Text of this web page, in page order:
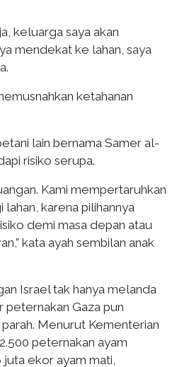
keluarga saya akan
mendekat ke lahan, saya
ketahanan
lain bernama Samer al-
risiko serupa.
Kami mempertaruhkan
karena pilihannya
demi masa depan atau
kata ayah sembilan anak
Israel tak hanya melanda
Gaza pun
Menurut Kementerian
peternakan ayam
ekor ayam mati,